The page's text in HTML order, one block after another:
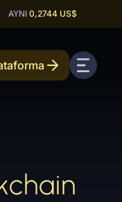
AYNI 0,2744 US$